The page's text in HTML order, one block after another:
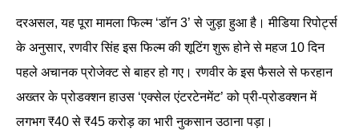
दरअसल, यह पूरा मामला फिल्म ‘डॉन 3’ से जुड़ा हुआ है। मीडिया रिपोर्ट्स
के अनुसार, रणवीर सिंह इस फिल्म की शूटिंग शुरू होने से महज 10 दिन
पहले अचानक प्रोजेक्ट से बाहर हो गए। रणवीर के इस फैसले से फरहान
अख्तर के प्रोडक्शन हाउस ‘एक्सेल एंटरटेनमेंट’ को प्री-प्रोडक्शन में
लगभग ₹40 से ₹45 करोड़ का भारी नुकसान उठाना पड़ा।